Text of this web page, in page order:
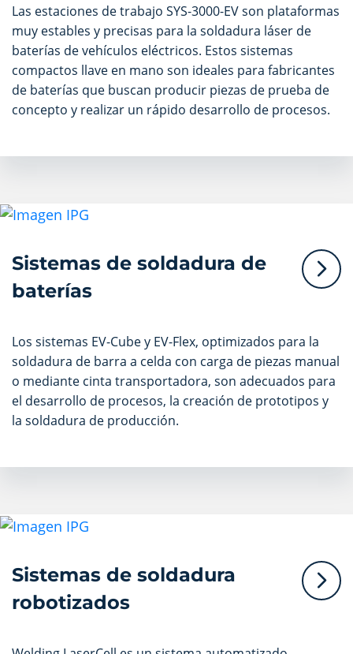
Las estaciones de trabajo SYS-3000-EV son plataformas
muy estables y precisas para la soldadura láser de
baterías de vehículos eléctricos. Estos sistemas
compactos llave en mano son ideales para fabricantes
de baterías que buscan producir piezas de prueba de
concepto y realizar un rápido desarrollo de procesos.
Sistemas de soldadura de
baterías
Los sistemas EV-Cube y EV-Flex, optimizados para la
soldadura de barra a celda con carga de piezas manual
o mediante cinta transportadora, son adecuados para
el desarrollo de procesos, la creación de prototipos y
la soldadura de producción.
Sistemas de soldadura
robotizados